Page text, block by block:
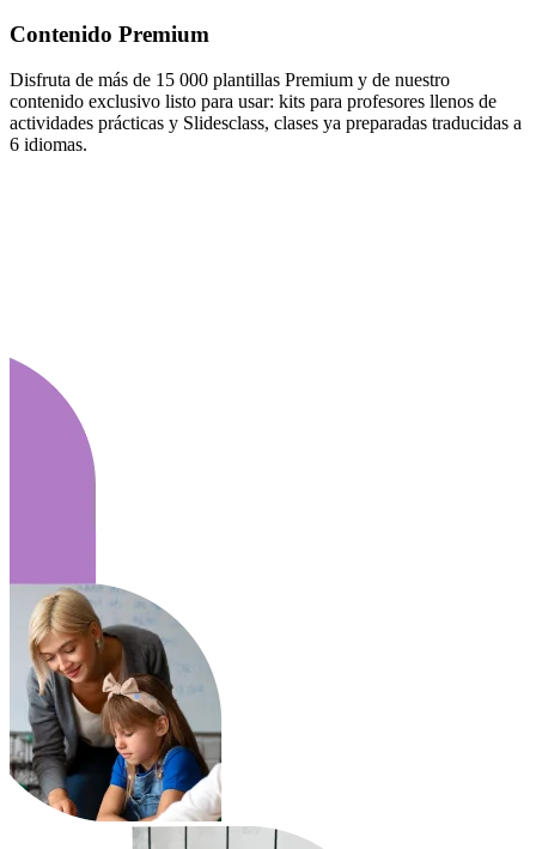
Contenido Premium
Disfruta de más de 15 000 plantillas Premium y de nuestro
contenido exclusivo listo para usar: kits para profesores llenos de
actividades prácticas y Slidesclass, clases ya preparadas traducidas a
6 idiomas.